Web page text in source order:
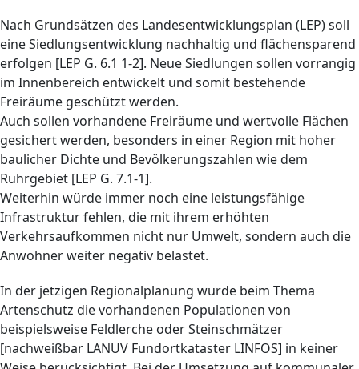
Nach Grundsätzen des Landesentwicklungsplan (LEP) soll
eine Siedlungsentwicklung nachhaltig und flächensparend
erfolgen [LEP G. 6.1 1-2]. Neue Siedlungen sollen vorrangig
im Innenbereich entwickelt und somit bestehende
Freiräume geschützt werden.
Auch sollen vorhandene Freiräume und wertvolle Flächen
gesichert werden, besonders in einer Region mit hoher
baulicher Dichte und Bevölkerungszahlen wie dem
Ruhrgebiet [LEP G. 7.1-1].
Weiterhin würde immer noch eine leistungsfähige
Infrastruktur fehlen, die mit ihrem erhöhten
Verkehrsaufkommen nicht nur Umwelt, sondern auch die
Anwohner weiter negativ belastet.
In der jetzigen Regionalplanung wurde beim Thema
Artenschutz die vorhandenen Populationen von
beispielsweise Feldlerche oder Steinschmätzer
[nachweißbar LANUV Fundortkataster LINFOS] in keiner